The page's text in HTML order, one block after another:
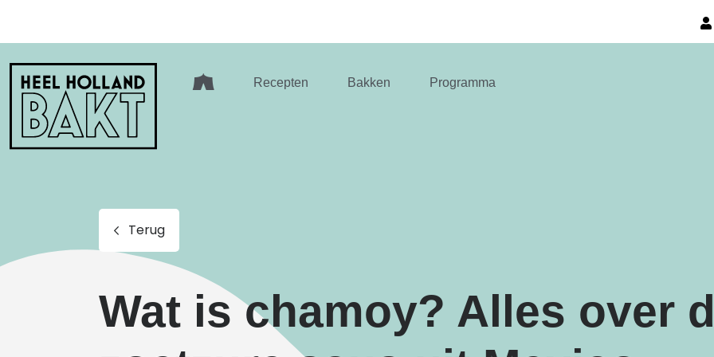
Heel
Holland
Bakt
Recepten Bakken Programma
Terug
Wat is chamoy? Alles over